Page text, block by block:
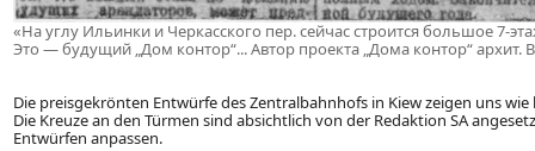
«На углу Ильинки и Черкасского пер. сейчас строится большое 7-
Это — будущий „Дом контор“... Автор проекта „Дома контор“ архит.
Die preisgekrönten Entwürfe des Zentralbahnhofs in Kiew zeigen uns
Die Kreuze an den Türmen sind absichtlich von der Redaktion SA
Entwürfen anpassen.